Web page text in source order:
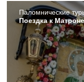
Пaломнические
Поездка к